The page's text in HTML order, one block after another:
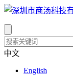
中文
English